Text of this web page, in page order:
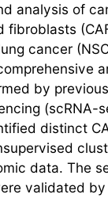
analysis of
fibroblasts
cancer
by
(scRNA-
distinct
data. The
validated